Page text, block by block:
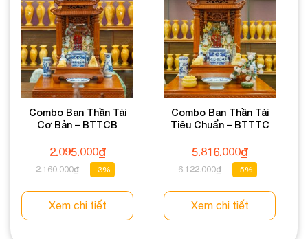
Combo Ban Thần Tài
Cơ Bản – BTTCB
2.160.000₫
2.095.000₫
-3%
Xem chi tiết
Combo Ban Thần Tài
Tiêu Chuẩn – BTTTC
6.122.000₫
5.816.000₫
-5%
Xem chi tiết